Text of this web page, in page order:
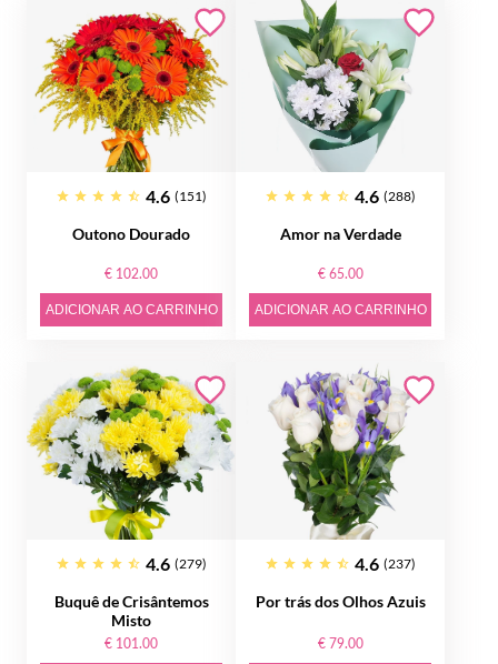
4.6 (151)
Outono Dourado
€ 102.00
ADICIONAR AO CARRINHO
4.6 (288)
Amor na Verdade
€ 65.00
ADICIONAR AO CARRINHO
4.6 (279)
Buquê de Crisântemos
Misto
€ 101.00
4.6 (237)
Por trás dos Olhos Azuis
€ 79.00